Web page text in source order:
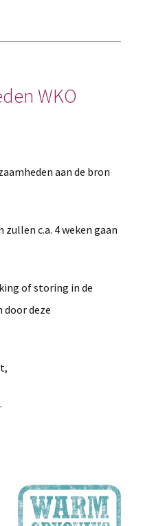
WKO
aan de bron
zullen c.a. 4 weken gaan
of storing in de
door deze